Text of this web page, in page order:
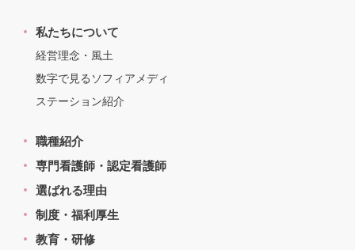
私たちについて
経営理念・風土
数字で見るソフィアメディ
ステーション紹介
職種紹介
専門看護師・認定看護師
選ばれる理由
制度・福利厚生
教育・研修